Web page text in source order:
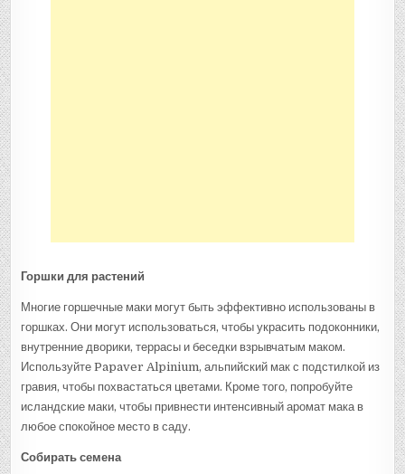
Горшки для растений
Многие горшечные маки могут быть эффективно использованы в
горшках. Они могут использоваться, чтобы украсить подоконники,
внутренние дворики, террасы и беседки взрывчатым маком.
Используйте Papaver Alpinium, альпийский мак с подстилкой из
гравия, чтобы похвастаться цветами. Кроме того, попробуйте
исландские маки, чтобы привнести интенсивный аромат мака в
любое спокойное место в саду.
Собирать семена